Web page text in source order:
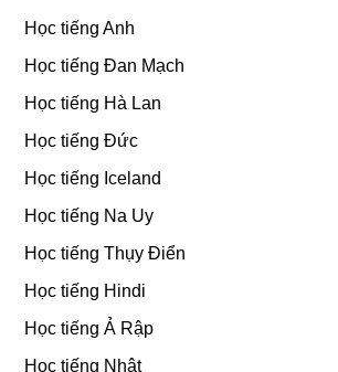
Học tiếng Anh
Học tiếng Đan Mạch
Học tiếng Hà Lan
Học tiếng Đức
Học tiếng Iceland
Học tiếng Na Uy
Học tiếng Thụy Điển
Học tiếng Hindi
Học tiếng Ả Rập
Học tiếng Nhật